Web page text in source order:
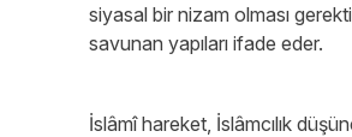
siyasal bir nizam olması
savunan yapıları ifade eder.
İslâmî hareket, İslâmcılık